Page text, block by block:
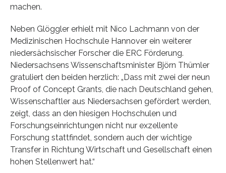
machen.
Neben Glöggler erhielt mit Nico Lachmann von der
Medizinischen Hochschule Hannover ein weiterer
niedersächsischer Forscher die ERC Förderung.
Niedersachsens Wissenschaftsminister Björn Thümler
gratuliert den beiden herzlich: „Dass mit zwei der neun
Proof of Concept Grants, die nach Deutschland gehen,
Wissenschaftler aus Niedersachsen gefördert werden,
zeigt, dass an den hiesigen Hochschulen und
Forschungseinrichtungen nicht nur exzellente
Forschung stattfindet, sondern auch der wichtige
Transfer in Richtung Wirtschaft und Gesellschaft einen
hohen Stellenwert hat.“